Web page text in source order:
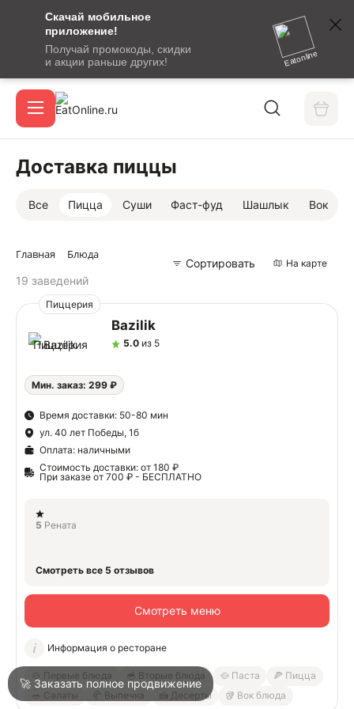
Скачай мобильное
приложение!
Получай промокоды, скидки
и акции раньше других!
Eatonline
сообщение
кодом
подтверждения
Акции
Город
Доставка пиццы
Все Пицца Суши Фаст-фуд Шашлык Вок
Главная Блюда
19 заведений
Сортировать На карте
Пиццерия
Bazilik
5.0из 5
Мин. заказ: 299 ₽
Время доставки: 50-80 мин
ул. 40 лет Победы, 1б
Оплата: наличными
Стоимость доставки: от 180 ₽
При заказе от 700 ₽ - БЕСПЛАТНО
5 Рената
Смотреть все 5 отзывов
Смотреть меню
🍲 Первые блюда 🥣 Вторые блюда 🥘 Паста
🍕 Пицца
🥗 Салаты
🥐 Выпечка 🍰 Десерты 🥡 Вок блюда
Информация о ресторане
🚀 Заказать полное продвижение